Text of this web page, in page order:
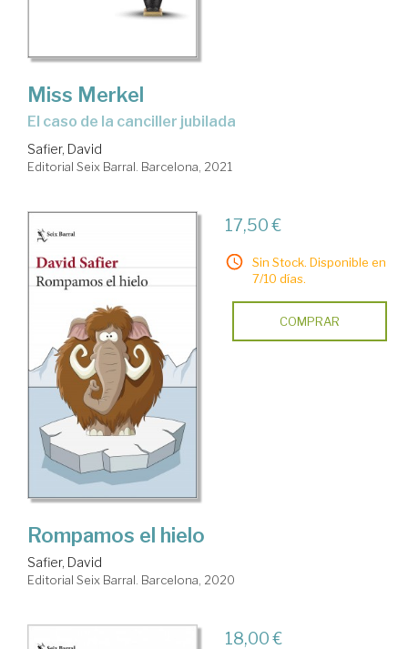
Miss Merkel
El caso de la canciller jubilada
Safier, David
Editorial Seix Barral. Barcelona, 2021
17,50 €
Sin Stock. Disponible en
7/10 días.
COMPRAR
Rompamos el hielo
Safier, David
Editorial Seix Barral. Barcelona, 2020
18,00 €